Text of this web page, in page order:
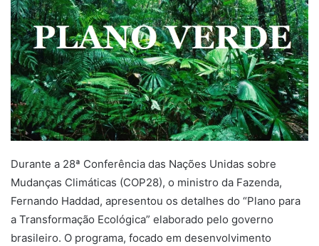
Durante a 28ª Conferência das Nações Unidas sobre
Mudanças Climáticas (COP28), o ministro da Fazenda,
Fernando Haddad, apresentou os detalhes do “Plano para
a Transformação Ecológica” elaborado pelo governo
brasileiro. O programa, focado em desenvolvimento